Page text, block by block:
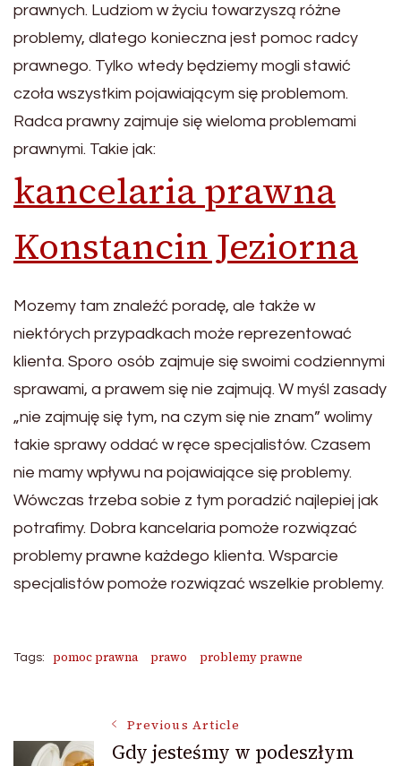
prawnych. Ludziom w życiu towarzyszą różne
problemy, dlatego konieczna jest pomoc radcy
prawnego. Tylko wtedy będziemy mogli stawić
czoła wszystkim pojawiającym się problemom.
Radca prawny zajmuje się wieloma problemami
prawnymi. Takie jak:
kancelaria prawna
Konstancin Jeziorna
Mozemy tam znaleźć poradę, ale także w
niektórych przypadkach może reprezentować
klienta. Sporo osób zajmuje się swoimi codziennymi
sprawami, a prawem się nie zajmują. W myśl zasady
„nie zajmuję się tym, na czym się nie znam” wolimy
takie sprawy oddać w ręce specjalistów. Czasem
nie mamy wpływu na pojawiające się problemy.
Wówczas trzeba sobie z tym poradzić najlepiej jak
potrafimy. Dobra kancelaria pomoże rozwiązać
problemy prawne każdego klienta. Wsparcie
specjalistów pomoże rozwiązać wszelkie problemy.
Tags: pomoc prawna prawo problemy prawne
Post
Previous Article
Gdy jesteśmy w podeszłym